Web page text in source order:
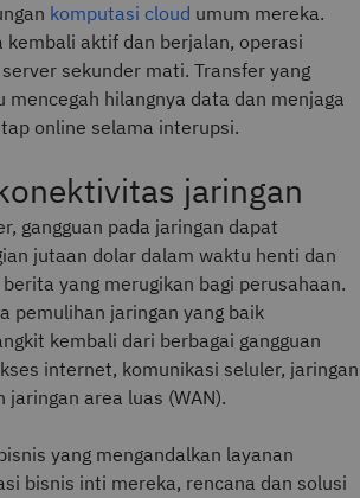
komputasi cloud umum mereka.
kembali aktif dan berjalan, operasi
sekunder mati. Transfer yang
mencegah hilangnya data dan menjaga
online selama interupsi.
jaringan
gangguan pada jaringan dapat
jutaan dolar dalam waktu henti dan
yang merugikan bagi perusahaan.
pemulihan jaringan yang baik
kembali dari berbagai gangguan
internet, komunikasi seluler, jaringan
jaringan area luas (WAN).
yang mengandalkan layanan
bisnis inti mereka, rencana dan solusi